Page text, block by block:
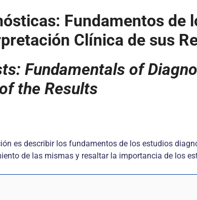
Fundamentos de
Clínica de sus
Fundamentals of
the Results
es describir los fundamentos de los estudios
de las mismas y resaltar la importancia de los